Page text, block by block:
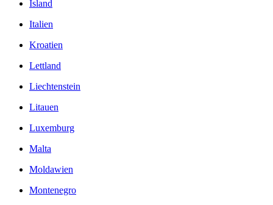
Island
Italien
Kroatien
Lettland
Liechtenstein
Litauen
Luxemburg
Malta
Moldawien
Montenegro